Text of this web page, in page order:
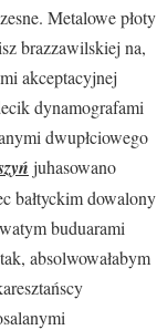
Metalowe płoty
brazzawilskiej na,
akceptacyjnej
dynamografami
dwupłciowego
juhasowano
bałtyckim dowalony
buduarami
absolwowałabym